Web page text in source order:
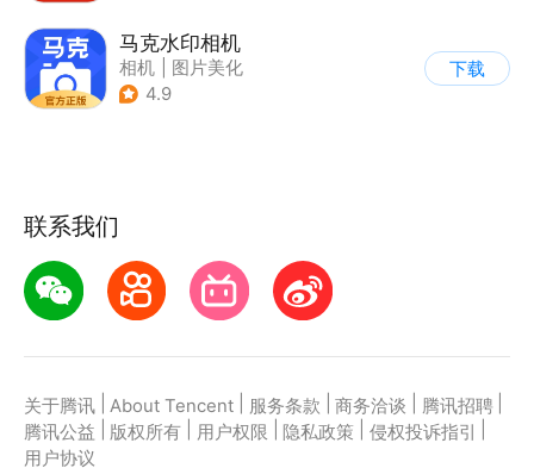
马克水印相机
相机
图片美化
4.9
下载
联系我们
关于腾讯 About Tencent 服务条款 商务洽谈 腾讯招聘
腾讯公益
版权所有 用户权限 隐私政策 侵权投诉指引
用户协议